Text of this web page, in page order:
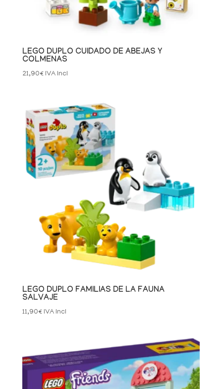
LEGO DUPLO CUIDADO DE ABEJAS Y
COLMENAS
21,90€ IVA Incl
LEGO DUPLO FAMILIAS DE LA FAUNA
SALVAJE
11,90€ IVA Incl